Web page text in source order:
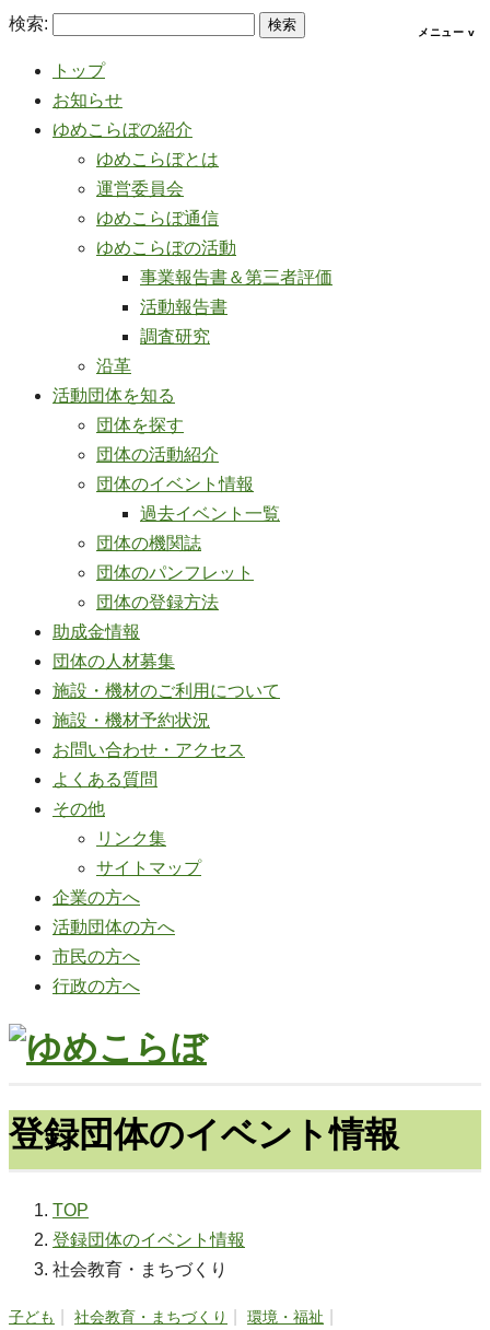
検索:
トップ
お知らせ
ゆめこらぼの紹介
ゆめこらぼとは
運営委員会
ゆめこらぼ通信
ゆめこらぼの活動
事業報告書＆第三者評価
活動報告書
調査研究
沿革
活動団体を知る
団体を探す
団体の活動紹介
団体のイベント情報
過去イベント一覧
団体の機関誌
団体のパンフレット
団体の登録方法
助成金情報
団体の人材募集
施設・機材のご利用について
施設・機材予約状況
お問い合わせ・アクセス
よくある質問
その他
リンク集
サイトマップ
企業の方へ
活動団体の方へ
市民の方へ
行政の方へ
登録団体のイベント情報
TOP
登録団体のイベント情報
社会教育・まちづくり
子ども 社会教育・まちづくり
環境・福祉